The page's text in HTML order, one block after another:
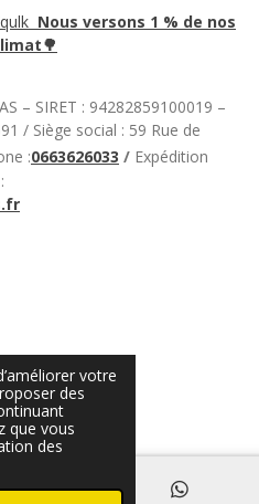
votre
des
que vous
des
Nous versons 1 % de nos
– SIRET : 94282859100019 –
/ Siège social : 59 Rue de
:0663626033 / Expédition